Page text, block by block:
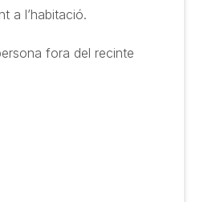
a l’habitació.
fora del recinte